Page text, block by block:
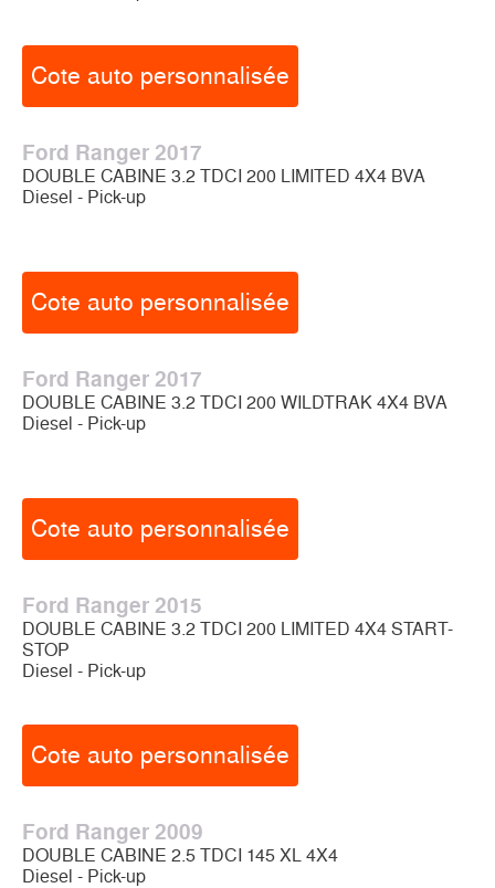
Cote auto personnalisée
Ford Ranger 2017
DOUBLE CABINE 3.2 TDCI 200 LIMITED 4X4 BVA
Diesel - Pick-up
Cote auto personnalisée
Ford Ranger 2017
DOUBLE CABINE 3.2 TDCI 200 WILDTRAK 4X4 BVA
Diesel - Pick-up
Cote auto personnalisée
Ford Ranger 2015
DOUBLE CABINE 3.2 TDCI 200 LIMITED 4X4 START-
STOP
Diesel - Pick-up
Cote auto personnalisée
Ford Ranger 2009
DOUBLE CABINE 2.5 TDCI 145 XL 4X4
Diesel - Pick-up